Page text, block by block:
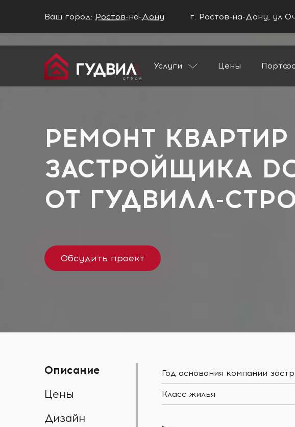
Ваш город: Ростов-на-Дону
Ваш город Ростов-на-Дону?
НЕТ
г. Ростов-на-Дону, ул
Услуги
Цены
Главная
Застройщики
РЕМОНТ
ЗАСТРОЙЩИКА
ОТ ГУДВИЛЛ-
Обсудить проект
Описание
Цены
Дизайн
Год основания компании
Класс жилья